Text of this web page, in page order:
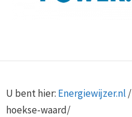
U bent hier: Energiewijzer.nl /
hoekse-waard/